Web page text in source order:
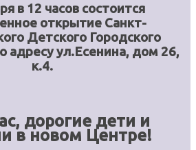
в 12 часов состоится
открытие Санкт-
Детского Городского
адресу ул.Есенина, дом 26,
к.4.
дорогие дети и
в новом Центре!